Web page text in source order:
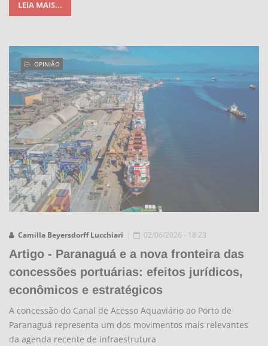
LEIA MAIS...
Camilla Beyersdorff Lucchiari
OPINIÃO
02/06/2026 - 18:23
Artigo - Paranaguá e a nova fronteira das
concessões portuárias: efeitos jurídicos,
econômicos e estratégicos
A concessão do Canal de Acesso Aquaviário ao Porto de
Paranaguá representa um dos movimentos mais relevantes
da agenda recente de infraestrutura